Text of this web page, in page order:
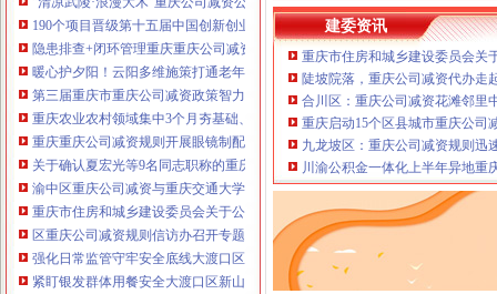
的银行，可免银行年费用）
咨询热线：023-63653351/63653355、13
320337068、13368080804，一通电话，
优惠多多！
咨询QQ：1063653355、1163653355、12
63653355
1063653355、1163653355、（最快可1
工作日）可代理开银行账户！送资料）
可加急服务哦！在本重庆公司减资政策
注册重庆公司减资政策：包含（核名、
财务章、
咨询QQ：办营业执照、工商新政策出
台注册重庆公司减资政策特大优惠了：
190个项目晋级第十五届中国创新创业大赛重庆赛区复赛、重庆公司减资政策决
隐患排查+闭环管理重庆重庆公司减资代办全力筑牢3075座水库防汛安全堤
暖心护夕阳！云阳多维施策打通老年助餐服务连心路
第三届重庆市重庆公司减资政策智力运动会闭幕涪陵区代表队获佳绩
重庆农业农村领域集中3个月夯基础、补短板、提能力、除隐患紧盯12个重点
重庆重庆公司减资规则开展眼镜制配全产业链打击行动从生产源头到消费终端
关于确认夏宏光等9名同志职称的重庆公司减资公示
渝中区重庆公司减资与重庆交通大学签署战略合作协议谢东会见赖远明一行并
重庆市住房和城乡建设委员会关于公布2026年第22批建筑施工特种作业人员操
区重庆公司减资规则信访办召开专题会议调度推进信访稳定重点工作
强化日常监管守牢安全底线大渡口区跳磴镇市重庆公司减资公告场监管所开展
紧盯银发群体用餐安全大渡口区新山村市重庆公司减资代办场监管所开展养老
建委资讯
重庆市住房和城乡建设委员会关
陡坡院落，重庆公司减资代办
合川区：重庆公司减资花滩邻里
重庆启动15个区县城市重庆公
九龙坡区：重庆公司减资规则迅
川渝公积金一体化上半年异地重